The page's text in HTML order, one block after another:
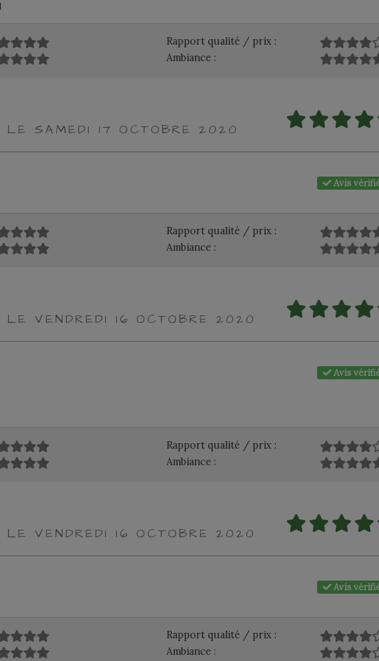
Rapport qualité / prix :
Ambiance :
LE SAMEDI 17 OCTOBRE 2020
Avis
Rapport qualité / prix :
Ambiance :
LE VENDREDI 16 OCTOBRE 2020
Avis
Rapport qualité / prix :
Ambiance :
LE VENDREDI 16 OCTOBRE 2020
Avis
Rapport qualité / prix :
Ambiance :